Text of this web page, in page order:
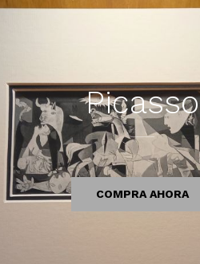
Picasso
COMPRA AHORA